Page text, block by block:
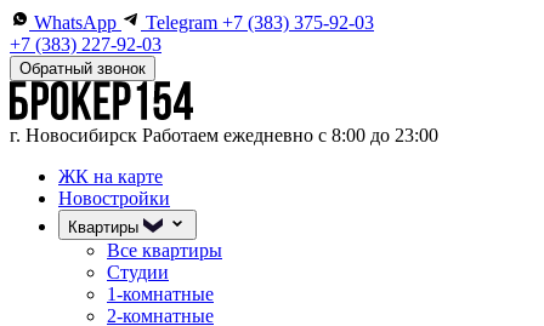
WhatsApp Telegram +7 (383) 375-92-03
+7 (383) 227-92-03
Обратный звонок
г. Новосибирск Работаем ежедневно с 8:00 до 23:00
ЖК на карте
Новостройки
Квартиры
Все квартиры
Студии
1-комнатные
2-комнатные